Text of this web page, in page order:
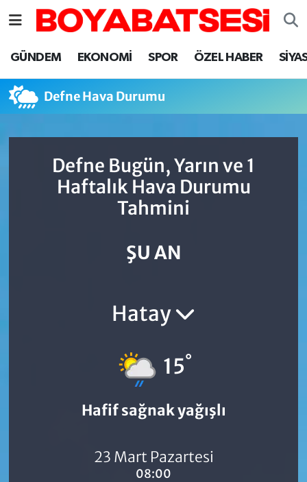
GÜNDEM EKONOMİ SPOR ÖZEL HABER
Defne Hava Durumu
Defne Bugün, Yarın ve 1
Haftalık Hava Durumu
Tahmini
ŞU AN
Hatay
15°
Hafif sağnak yağışlı
23 Mart Pazartesi
08:00
Sinop Nöbetçi Eczaneler
Sinop Hava Durumu
Sinop Trafik Yoğunluk Haritası
Süper Lig Puan Durumu ve Fikstür
Son Dakika Haberleri